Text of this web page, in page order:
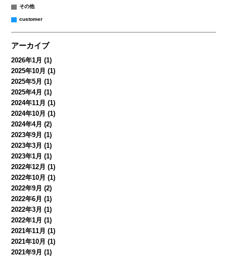
その他
customer
アーカイブ
2026年1月 (1)
2025年10月 (1)
2025年5月 (1)
2025年4月 (1)
2024年11月 (1)
2024年10月 (1)
2024年4月 (2)
2023年9月 (1)
2023年3月 (1)
2023年1月 (1)
2022年12月 (1)
2022年10月 (1)
2022年9月 (2)
2022年6月 (1)
2022年3月 (1)
2022年1月 (1)
2021年11月 (1)
2021年10月 (1)
2021年9月 (1)